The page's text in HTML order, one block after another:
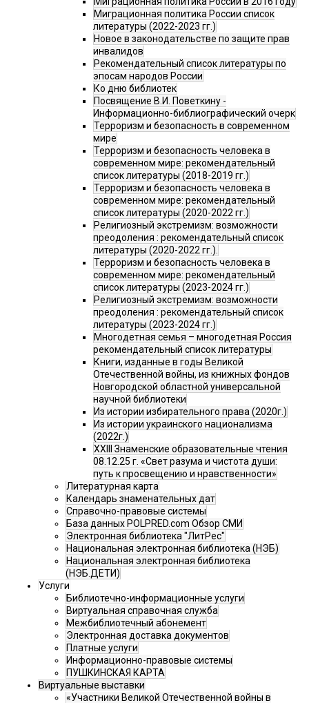
Миграционная политика России список
литературы (2022-2023 гг.)
Новое в законодательстве по защите прав
инвалидов
Рекомендательный список литературы по
эпосам народов России
Ко дню библиотек
Посвящение В.И. Поветкину -
Информационно-библиографический очерк
Терроризм и безопасность в современном
мире
Терроризм и безопасность человека в
современном мире: рекомендательный
список литературы (2018-2019 гг.)
Терроризм и безопасность человека в
современном мире: рекомендательный
список литературы (2020-2022 гг.)
Религиозный экстремизм: возможности
преодоления : рекомендательный список
литературы (2020-2022 гг.).
Терроризм и безопасность человека в
современном мире: рекомендательный
список литературы (2023-2024 гг.)
Религиозный экстремизм: возможности
преодоления : рекомендательный список
литературы (2023-2024 гг.)
Многодетная семья – многодетная Россия
рекомендательный список литературы
Книги, изданные в годы Великой
Отечественной войны, из книжных фондов
Новгородской областной универсальной
научной библиотеки
Из истории избирательного права (2020г.)
Из истории украинского национализма
(2022г.)
XXIII Знаменские образовательные чтения
08.12.25 г. «Свет разума и чистота души:
путь к просвещению и нравственности»
Литературная карта
Календарь знаменательных дат
Справочно-правовые системы
База данных POLPRED.com Обзор СМИ
Электронная библиотека "ЛитРес"
Национальная электронная библиотека (НЭБ)
Национальная электронная библиотека
(НЭБ.ДЕТИ)
Услуги
Библиотечно-информационные услуги
Виртуальная справочная служба
Межбиблиотечный абонемент
Электронная доставка документов
Платные услуги
Информационно-правовые системы
ПУШКИНСКАЯ КАРТА
Виртуальные выставки
«Участники Великой Отечественной войны в